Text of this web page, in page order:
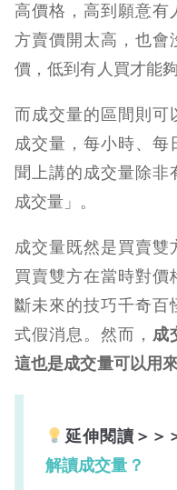
高價格，高到願意有
方賣價開太高，也會
價，低到有人買才能夠
而成交量的區間則可
成交量，每小時、每
聞上講的成交量除非
成交量」。
成交量既然是買賣雙
買賣雙方在當時對價
斷未來的技巧千奇百
式假消息。然而， 成
這也是成交量可以用
延伸閱讀＞＞
解讀成交量？